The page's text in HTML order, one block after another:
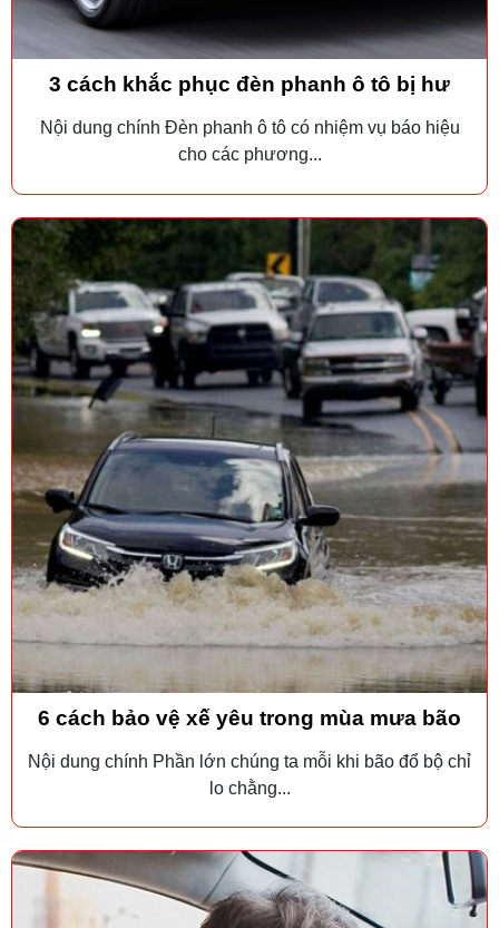
3 cách khắc phục đèn phanh ô tô bị hư
Nội dung chính Đèn phanh ô tô có nhiệm vụ báo hiệu
cho các phương...
6 cách bảo vệ xế yêu trong mùa mưa bão
Nội dung chính Phần lớn chúng ta mỗi khi bão đổ bộ chỉ
lo chằng...